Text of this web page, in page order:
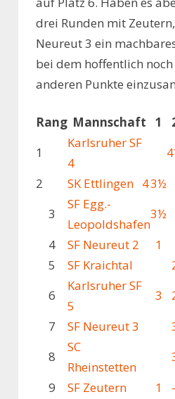
drei Runden mit
Neureut 3 ein
bei dem hoffentlich
anderen Punkte
Rang Mannschaft 1
1
Karlsruher SF
4
2
SK Ettlingen 43½
3
SF Egg.-
Leopoldshafen
3½
4
SF Neureut 2 1
5
SF Kraichtal
6
Karlsruher SF
5
3
7
SF Neureut 3
8
SC
Rheinstetten
9
SF Zeutern 1